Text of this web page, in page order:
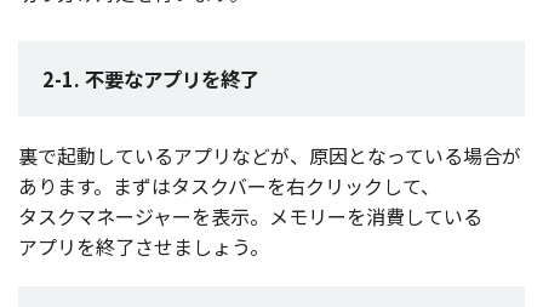
2-1. 不要なアプリを終了
裏で起動しているアプリなどが、 原因となっている場合が
あります。まずはタスクバーを右クリック して、
タスクマネージャーを表示。 メモリーを消費している
アプリを終了させましょう。